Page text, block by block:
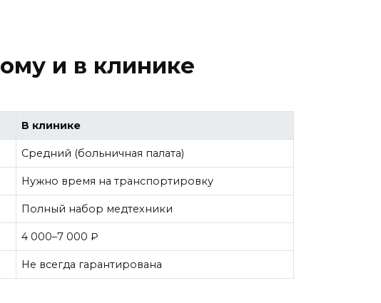
и в клинике
В клинике
Средний (больничная палата)
Нужно время на транспортировку
Полный набор медтехники
4 000–7 000 ₽
Не всегда гарантирована